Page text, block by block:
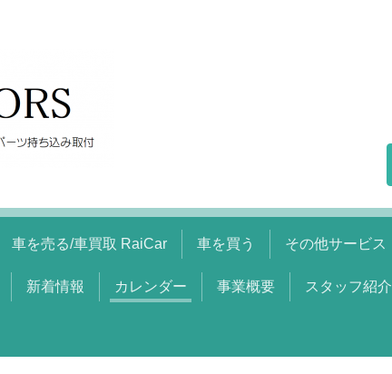
車を売る/車買取 RaiCar 車を買う その他サービス
新着情報 カレンダー 事業概要 スタッフ紹介